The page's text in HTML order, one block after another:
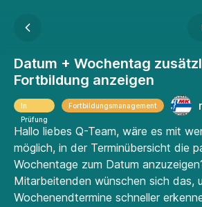
Datum + Wochentag
Fortbildung anzeigen
In
Prüfung
Fortbildungsmanagement
Hallo liebes Q-Team, wäre es mit
möglich, in der Terminübersicht die
Wochentage zum Datum
Mitarbeitenden wünschen sich das,
Wochenendtermine schneller